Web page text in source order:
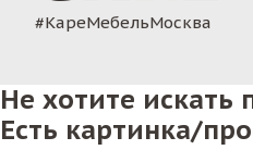
#КареМебельМосква
Не хотите искать
Есть картинка/